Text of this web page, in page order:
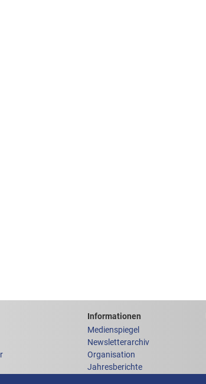
Links zu weiteren
Informationen
Medienspiegel
Newsletterarchiv
Organisation
Jahresberichte